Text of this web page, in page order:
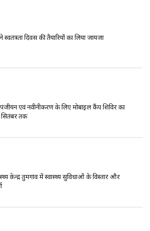
दिवस की तैयारियों का लिया जायजा
एवं नवीनीकरण के लिए मोबाइल कैंप शिविर का
तक
केन्द्र तुमगांव में स्वास्थ्य सुविधाओं के विस्तार और